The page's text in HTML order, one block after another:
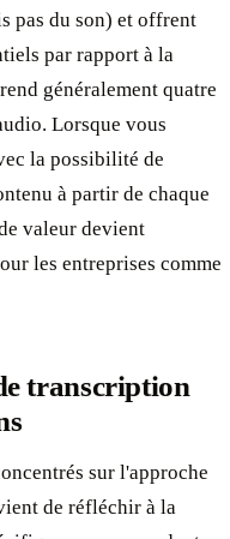
pas du son) et offrent
par rapport à la
généralement quatre
Lorsque vous
la possibilité de
à partir de chaque
valeur devient
les entreprises comme
transcription
sur l'approche
de réfléchir à la